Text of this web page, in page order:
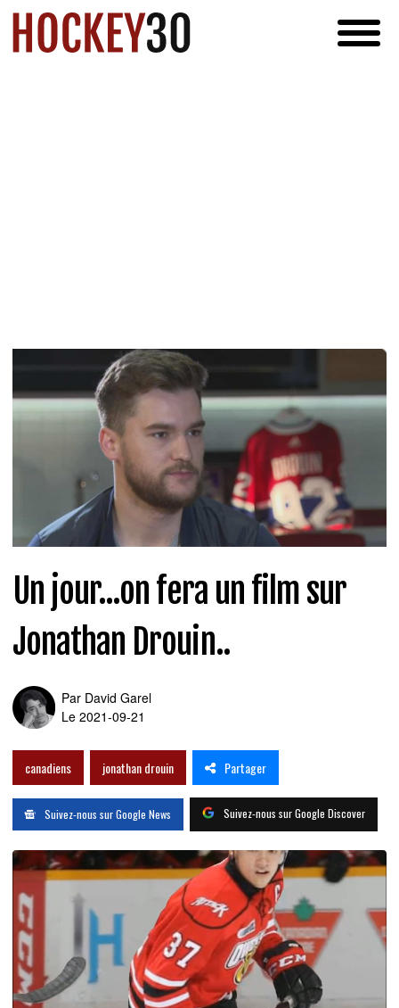
Un jour...on fera un film sur
Jonathan Drouin..
Par David Garel
Le 2021-09-21
canadiens jonathan drouin Partager
Suivez-nous sur Google News Suivez-nous sur Google Discover